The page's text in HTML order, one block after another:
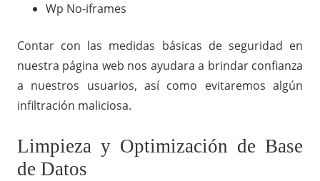
Wp No-iframes
Contar con las medidas básicas de seguridad en
nuestra página web nos ayudara a brindar confianza
a nuestros usuarios, así como evitaremos algún
infiltración maliciosa.
Limpieza y Optimización de Base
de Datos